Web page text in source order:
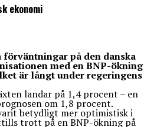
ekonomi
förväntningar på den danska
med en BNP-ökning
är långt under regeringens
landar på 1,4 procent – en
om 1,8 procent.
betydligt mer optimistisk i
trott på en BNP-ökning på